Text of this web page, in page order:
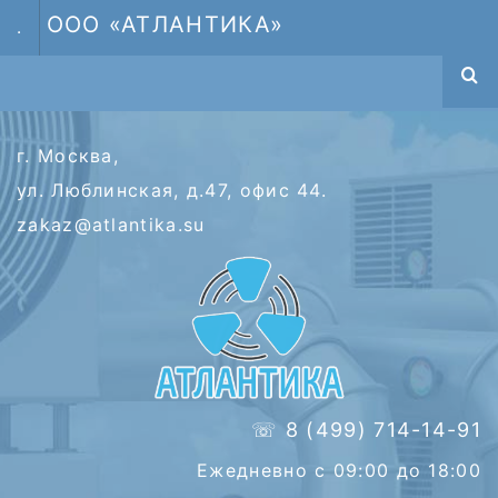
. ООО «АТЛАНТИКА»
г. Москва,
ул. Люблинская, д.47, офис 44.
zakaz@atlantika.su
☏ 8 (499) 714-14-91
Ежедневно с 09:00 до 18:00